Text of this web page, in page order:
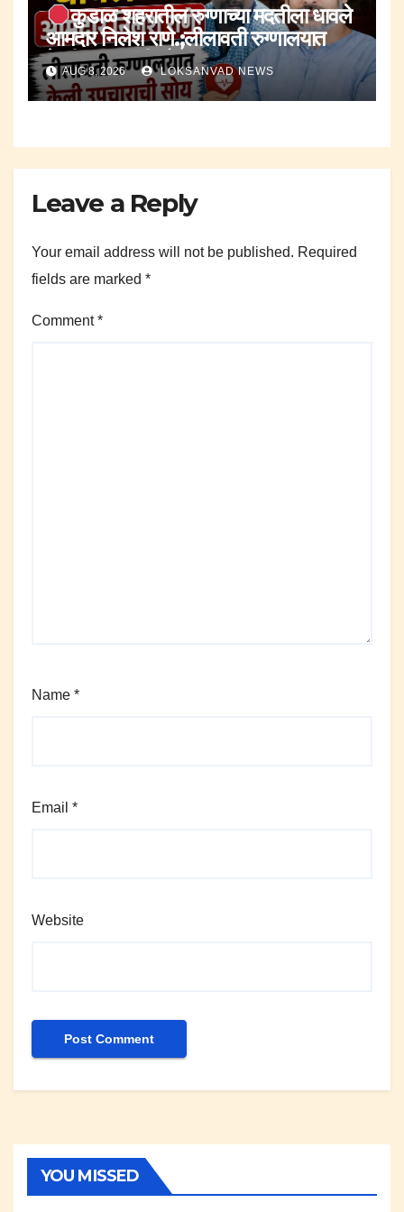
कुडाळ शहरातील रुग्णाच्या मदतीला धावले
आमदार निलेश राणे.;लीलावती रुग्णालयात
केली उपचाराची सोय.
AUG 8, 2026 LOKSANVAD NEWS
Leave a Reply
Your email address will not be published. Required
fields are marked *
Comment*
Name *
Email *
Website
YOU MISSED